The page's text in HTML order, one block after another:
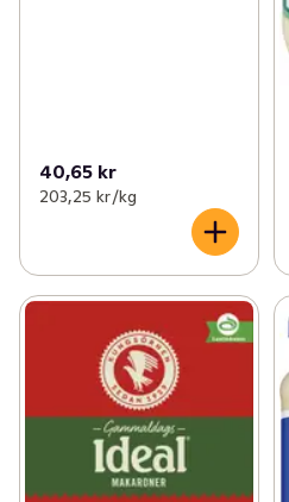
40,65 kr
203,25 kr /kg